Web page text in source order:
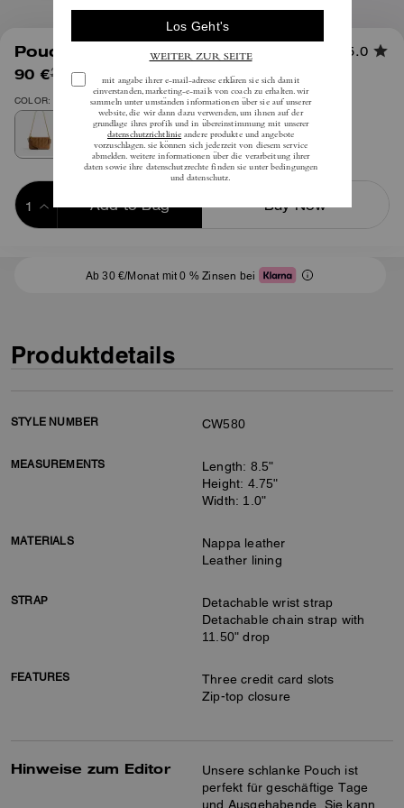
Pouch mit Kissensteppung 5.0
90 €225 €
COLOR: Messing/Honigbraun
Add to Bag Buy Now
Ab 30 €/Monat mit 0 % Zinsen bei
Produktdetails
STYLE NUMBER CW580
MEASUREMENTS
Length: 8.5"
Height: 4.75"
Width: 1.0"
MATERIALS
Nappa leather
Leather lining
STRAP
Detachable wrist strap
Detachable chain strap with
11.50" drop
FEATURES
Three credit card slots
Zip-top closure
Hinweise zum Editor
Unsere schlanke Pouch ist
perfekt für geschäftige Tage
und Ausgehabende. Sie kann